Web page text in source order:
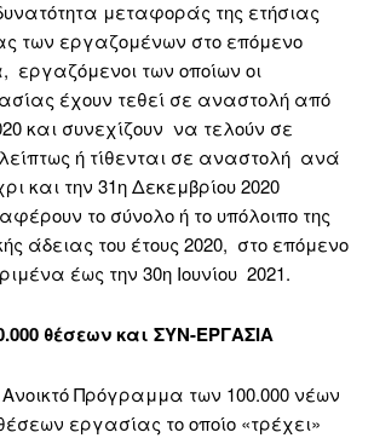
μεταφοράς της ετήσιας
των εργαζομένων στο επόμενο
εργαζόμενοι των οποίων οι
έχουν τεθεί σε αναστολή από
και συνεχίζουν να τελούν σε
ή τίθενται σε αναστολή ανά
και την 31η Δεκεμβρίου 2020
το σύνολο ή το υπόλοιπο της
άδειας του έτους 2020, στο επόμενο
έως την 30η Ιουνίου 2021.
θέσεων και ΣΥΝ-ΕΡΓΑΣΙΑ
Πρόγραμμα των 100.000 νέων
εργασίας το οποίο «τρέχει»